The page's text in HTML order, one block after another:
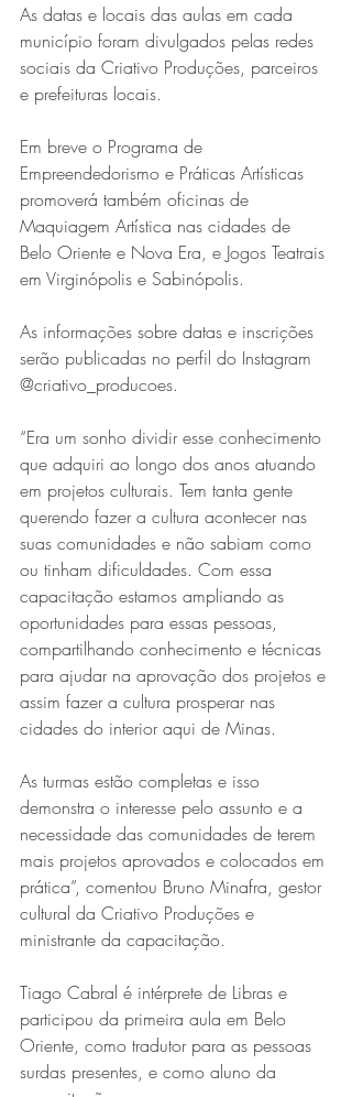
As datas e locais das aulas em cada
município foram divulgados pelas redes
sociais da Criativo Produções, parceiros
e prefeituras locais.
Em breve o Programa de
Empreendedorismo e Práticas Artísticas
promoverá também oficinas de
Maquiagem Artística nas cidades de
Belo Oriente e Nova Era, e Jogos Teatrais
em Virginópolis e Sabinópolis.
As informações sobre datas e inscrições
serão publicadas no perfil do Instagram
@criativo_producoes.
“Era um sonho dividir esse conhecimento
que adquiri ao longo dos anos atuando
em projetos culturais. Tem tanta gente
querendo fazer a cultura acontecer nas
suas comunidades e não sabiam como
ou tinham dificuldades. Com essa
capacitação estamos ampliando as
oportunidades para essas pessoas,
compartilhando conhecimento e técnicas
para ajudar na aprovação dos projetos e
assim fazer a cultura prosperar nas
cidades do interior aqui de Minas.
As turmas estão completas e isso
demonstra o interesse pelo assunto e a
necessidade das comunidades de terem
mais projetos aprovados e colocados em
prática”, comentou Bruno Minafra, gestor
cultural da Criativo Produções e
ministrante da capacitação.
Tiago Cabral é intérprete de Libras e
participou da primeira aula em Belo
Oriente, como tradutor para as pessoas
surdas presentes, e como aluno da